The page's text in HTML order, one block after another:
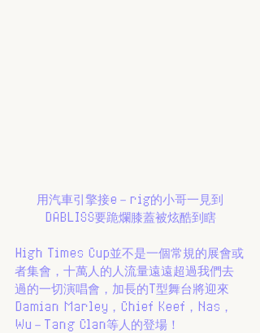
用汽車引擎接e－rig的小哥一見到
DABLISS要跪爛膝蓋被炫酷到瞎
High Times Cup並不是一個常規的展會或
者集會，十萬人的人流量遠遠超過我們去
過的一切演唱會，加長的T型舞台將迎來
Damian Marley，Chief Keef，Nas，
Wu－Tang Clan等人的登場！